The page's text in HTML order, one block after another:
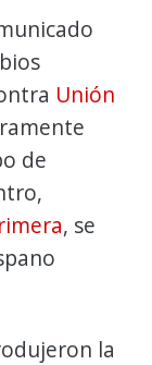
Unión
de
, se
la